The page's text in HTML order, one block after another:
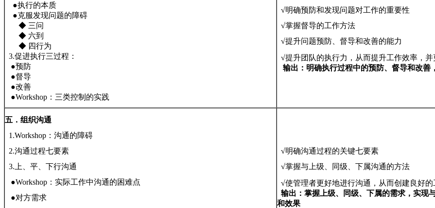
●执行的本质
●克服发现问题的障碍
◆ 三问
◆ 六到
◆ 四行为
3.促进执行三过程：
●预防
●督导
●改善
●Workshop：三类控制的实践
√明确预防和发现问题对工作的重要性
√掌握督导的工作方法
√提升问题预防、督导和改善的能力
√提升团队的执行力，从而提升工作效率，
输出：明确执行过程中的预防、督导和改善
五．组织沟通
1.Workshop：沟通的障碍
2.沟通过程七要素
3.上、平、下行沟通
●Workshop：实际工作中沟通的困难点
●对方需求
√明确沟通过程的关键七要素
√掌握与上级、同级、下属沟通的方法
√使管理者更好地进行沟通，从而创建良好
输出：掌握上级、同级、下属的需求，实现
和效果